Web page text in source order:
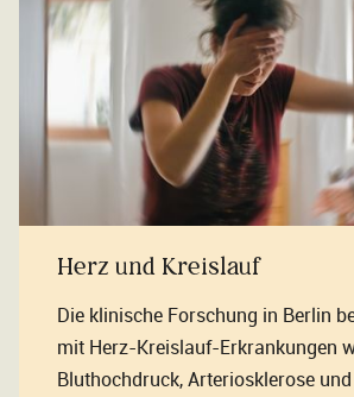
Herz und Kreislauf
Die klinische Forschung in Berlin
mit Herz-Kreislauf-Erkrankungen
Bluthochdruck, Arteriosklerose und